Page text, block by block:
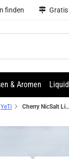
finden Gratis
& Aromen
YeTi Cherry NicSalt Liquid by Yeti